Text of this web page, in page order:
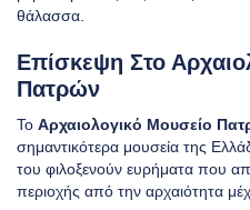
θάλασσα.
Επίσκεψη Στο
Πατρών
Το Αρχαιολογικό Μουσείο
σημαντικότερα μουσεία της
του φιλοξενούν ευρήματα που
περιοχής από την αρχαιότητα